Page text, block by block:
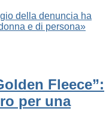
della denuncia ha
e di persona»
Fleece”:
per una